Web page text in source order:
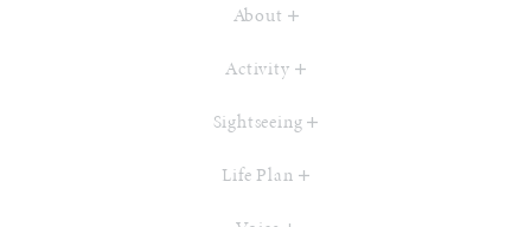
About
Activity
Sightseeing
Life Plan